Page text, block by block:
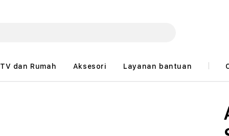
TV dan Rumah Aksesori Layanan bantuan